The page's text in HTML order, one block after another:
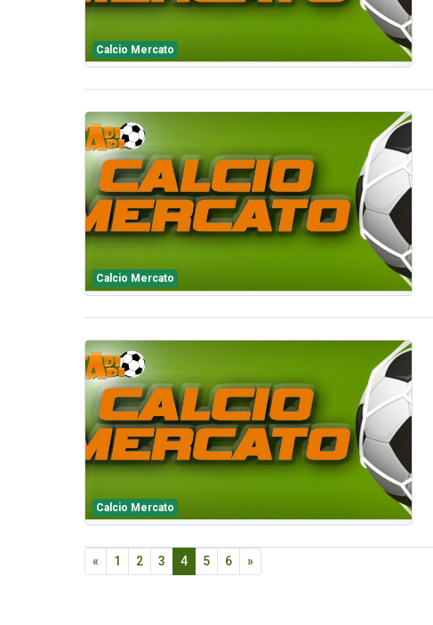
Calcio Mercato
Calcio Mercato
Calcio Mercato
« 1 2 3 4 5 6 »